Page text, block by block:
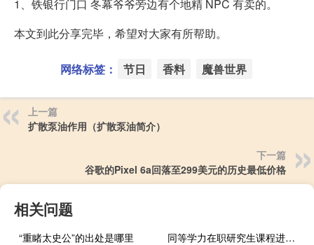
1、铁银行门口 冬幕爷爷旁边有个地精 NPC 有卖的。
本文到此分享完毕，希望对大家有所帮助。
网络标签： 节日 香料 魔兽世界
上一篇
扩散泵油作用（扩散泵油简介）
下一篇
谷歌的Pixel 6a回落至299美元的历史最低价格
相关问题
“重睹太史公”的出处是哪里
同等学力在职研究生课程进修班给发毕业证吗